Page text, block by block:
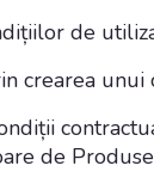
de
crearea
de